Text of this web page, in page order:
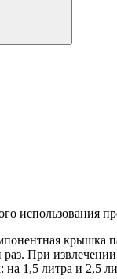
использования
крышка
При извлечении
1,5 литра и 2,5